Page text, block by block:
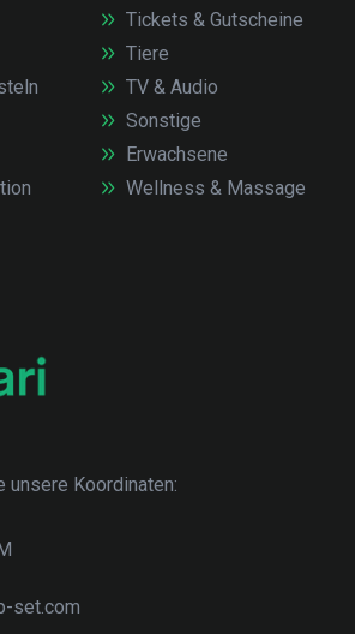
Tickets & Gutscheine
Tiere
TV & Audio
Sonstige
Erwachsene
Wellness & Massage
unsere Koordinaten:
set.com